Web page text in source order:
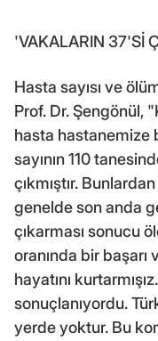
'VAKALARIN 37'Sİ
Hasta sayısı ve
Prof. Dr. Şengönül,
hasta hastanemize
sayının 110
çıkmıştır.
genelde son anda
çıkarması sonucu
oranında bir başarı
hayatını
sonuçlanıyordu.
yerde yoktur. Bu